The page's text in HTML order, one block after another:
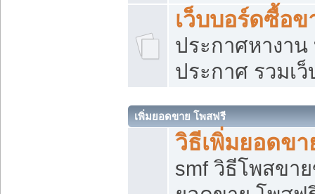
เว็บบอร์ดซื้อข
ประกาศหางาน
ประกาศ รวมเ
เพิ่มยอดขาย โพสฟรี
วิธีเพิ่มยอดข
smf วิธีโพสขา